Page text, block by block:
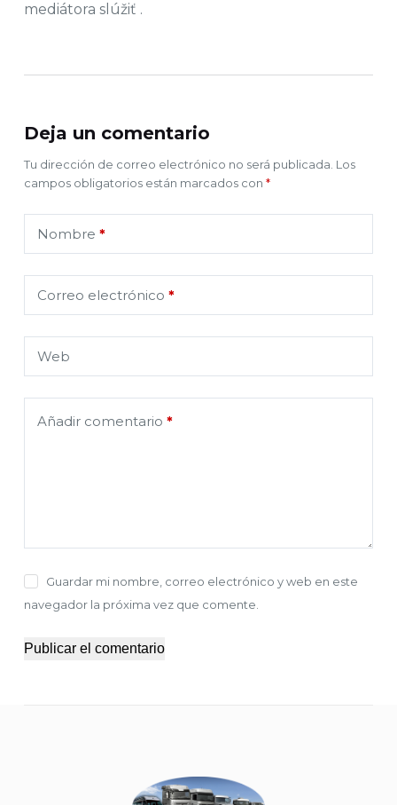
mediátora slúžiť .
Deja un comentario
Tu dirección de correo electrónico no será publicada. Los
campos obligatorios están marcados con *
Nombre *
Correo electrónico *
Web
Añadir comentario *
Guardar mi nombre, correo electrónico y web en este
navegador la próxima vez que comente.
Publicar el comentario